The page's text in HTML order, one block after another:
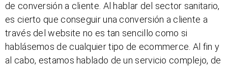
de conversión a cliente. Al hablar del sector sanitario,
es cierto que conseguir una conversión a cliente a
través del website no es tan sencillo como si
hablásemos de cualquier tipo de ecommerce. Al fin y
al cabo, estamos hablado de un servicio complejo, de